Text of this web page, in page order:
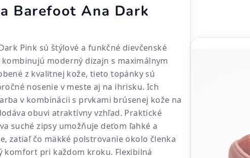
Barefoot Ana Dark
Pink sú štýlové a funkčné dievčenské
moderný dizajn s maximálnym
z kvalitnej kože, tieto topánky sú
nosenie v meste aj na ihrisku. Ich
v kombinácii s prvkami brúsenej kože na
obuvi atraktívny vzhľad. Praktické
suché zipsy umožňuje deťom ľahké a
zatiaľ čo mäkké polstrovanie okolo členka
komfort pri každom kroku. Flexibilná